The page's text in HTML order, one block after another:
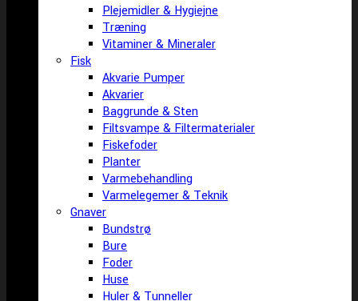
Plejemidler & Hygiejne
Træning
Vitaminer & Mineraler
Fisk
Akvarie Pumper
Akvarier
Baggrunde & Sten
Filtsvampe & Filtermaterialer
Fiskefoder
Planter
Varmebehandling
Varmelegemer & Teknik
Gnaver
Bundstrø
Bure
Foder
Huse
Huler & Tunneller